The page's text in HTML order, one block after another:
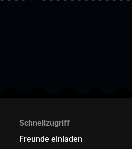
Schnellzugriff
Freunde einladen